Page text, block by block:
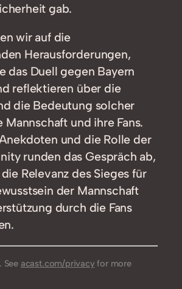
gab.
wir auf die
Herausforderungen,
das Duell gegen Bayern
reflektieren über die
die Bedeutung solcher
Mannschaft und ihre Fans.
und die Rolle der
runden das Gespräch ab,
Relevanz des Sieges für
der Mannschaft
durch die Fans
See acast.com/privacy for more